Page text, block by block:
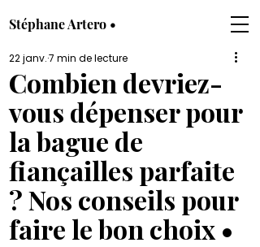
Stéphane Artero •
Combien devriez-
vous dépenser pour
la bague de
fiançailles parfaite
? Nos conseils pour
faire le bon choix •
22 janv.7 min de lecture